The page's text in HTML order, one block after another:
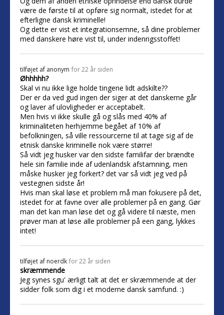
være de første til at opføre sig normalt, istedet for at
efterligne dansk kriminelle!
Og dette er vist et integrationsemne, så dine problemer
med danskere høre vist til, under indenrigsstoffet!
tilføjet af anonym for 22 år siden
Øhhhhh?
Skal vi nu ikke lige holde tingene lidt adskilte??
Der er da ved gud ingen der siger at det danskerne går
og laver af ulovligheder er acceptabelt.
Men hvis vi ikke skulle gå og slås med 40% af
kriminaliteten herhjemme begået af 10% af
befolkningen, så ville ressourcerne til at tage sig af de
etnisk danske kriminelle nok være større!
Så vidt jeg husker var den sidste familifar der brændte
hele sin familie inde af udenlandsk afstamning, men
måske husker jeg forkert? det var så vidt jeg ved på
vestegnen sidste år!
Hvis man skal løse et problem må man fokusere på det,
istedet for at favne over alle problemer på en gang. Gør
man det kan man løse det og gå videre til næste, men
prøver man at løse alle problemer på een gang, lykkes
intet!
tilføjet af noerdk for 22 år siden
skræmmende
Jeg synes sgu' ærligt talt at det er skræmmende at der
sidder folk som dig i et moderne dansk samfund. :)